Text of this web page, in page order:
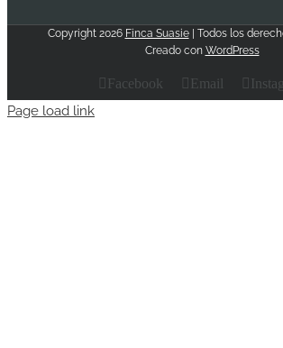
Copyright 2026 Finca Suasie| Todos los
Creado con WordPress
Facebook Email
Page load link